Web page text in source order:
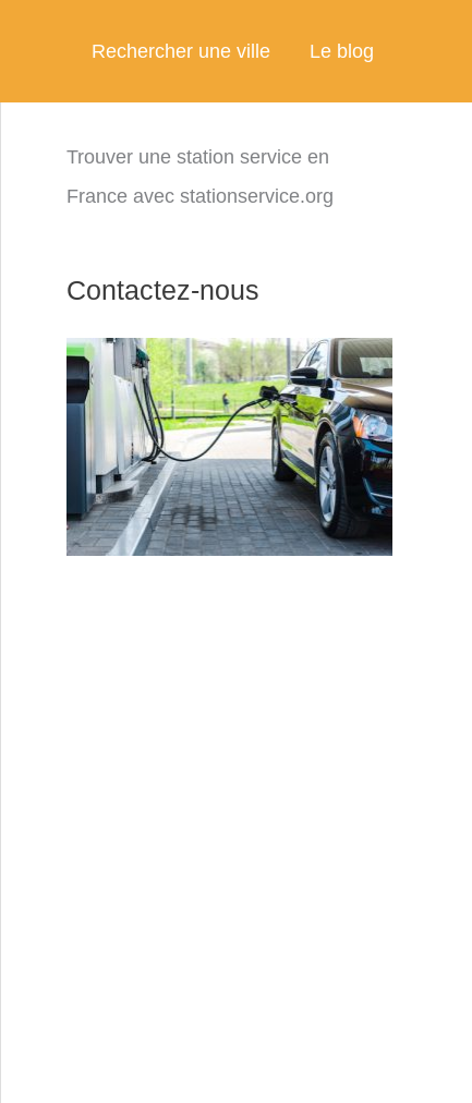
Rechercher une ville Le blog
Trouver une station service en
France avec stationservice.org
Contactez-nous